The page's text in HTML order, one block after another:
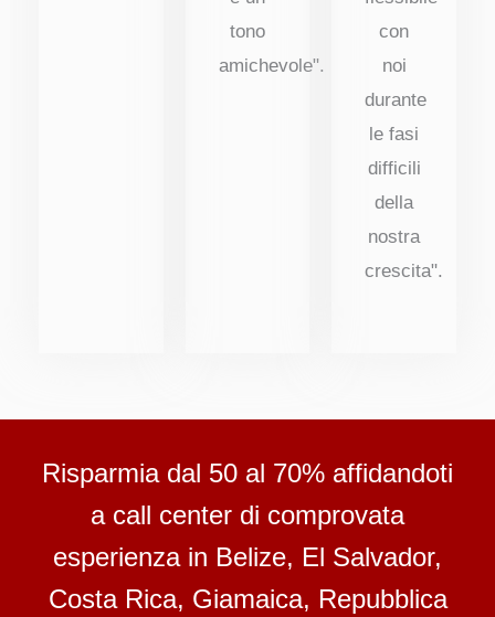
tono
amichevole".
con
noi
durante
le fasi
difficili
della
nostra
crescita".
Risparmia dal 50 al 70% affidandoti
a call center di comprovata
esperienza in Belize, El Salvador,
Costa Rica, Giamaica, Repubblica